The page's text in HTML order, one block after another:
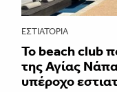
ΕΣΤΙΑΤΌΡΙΑ
Το beach club
της Αγίας
υπέροχο